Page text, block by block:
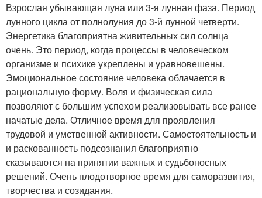
Взрослая убывающая луна или 3-я лунная фаза. Период
лунного цикла от полнолуния до 3-й лунной четверти.
Энергетика благоприятна живительных сил солнца
очень. Это период, когда процессы в человеческом
организме и психике укреплены и уравновешены.
Эмоциональное состояние человека облачается в
рациональную форму. Воля и физическая сила
позволяют с большим успехом реализовывать все ранее
начатые дела. Отличное время для проявления
трудовой и умственной активности. Самостоятельность и
и раскованность подсознания благоприятно
сказываются на принятии важных и судьбоносных
решений. Очень плодотворное время для саморазвития,
творчества и созидания.